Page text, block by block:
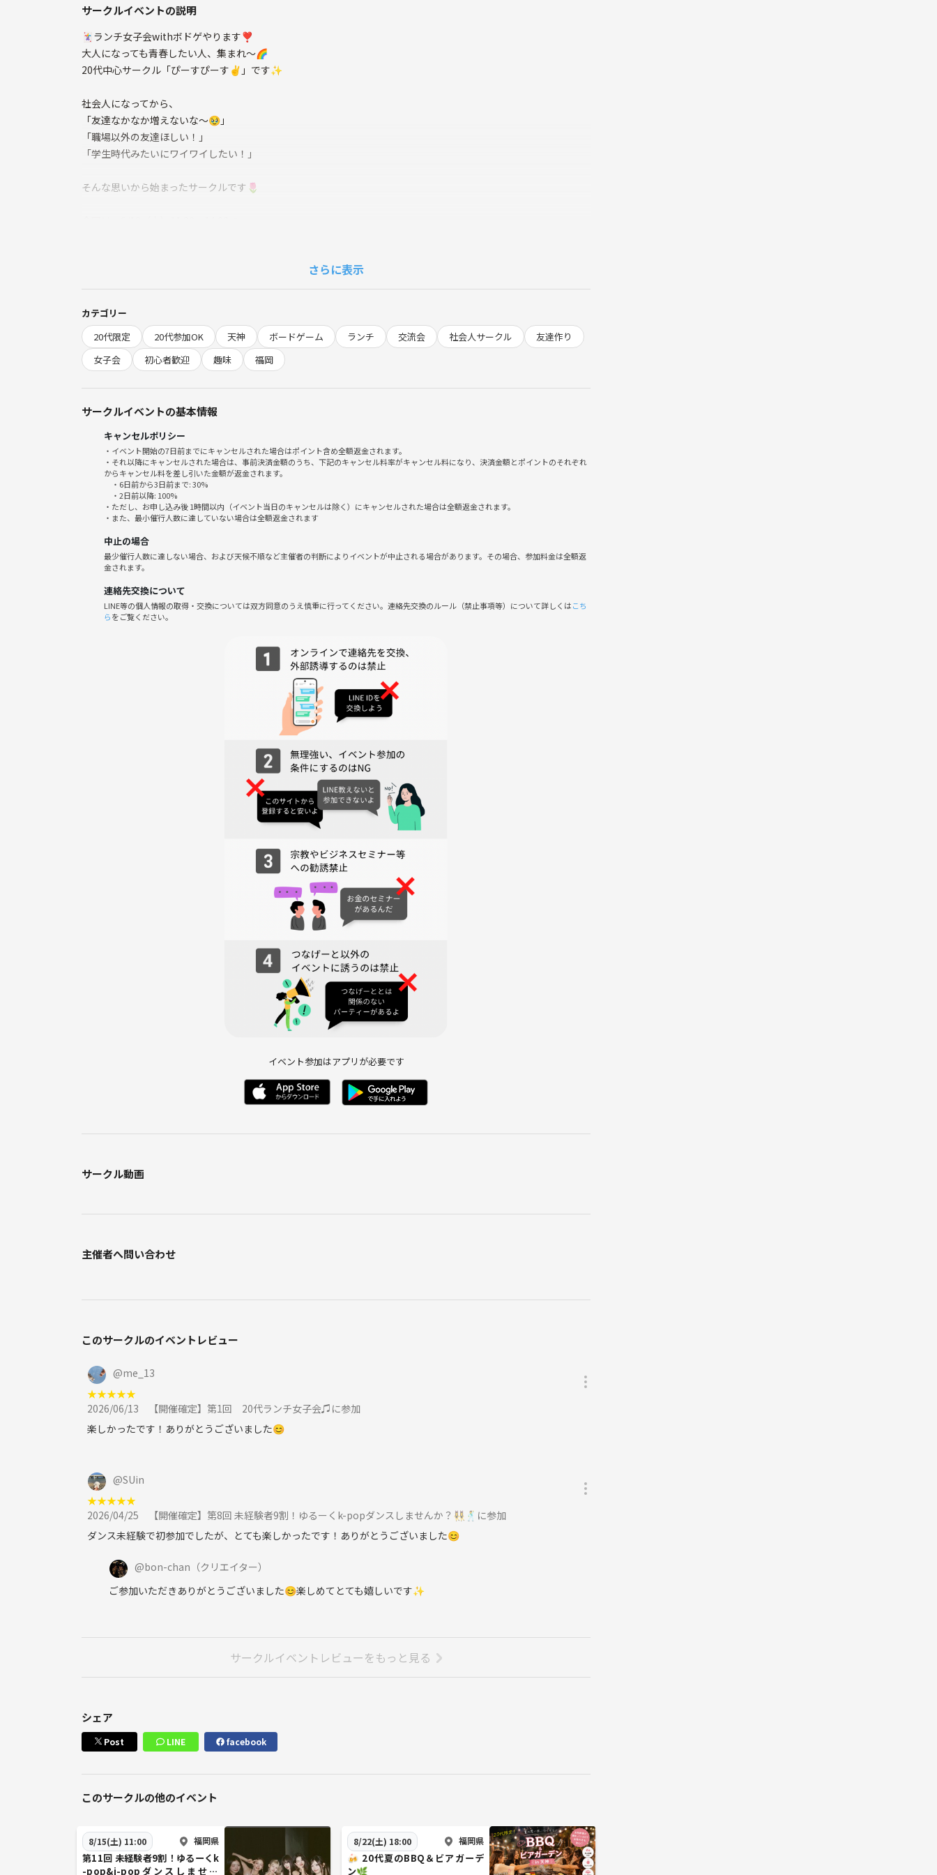
サークルイベントの説明
🃏ランチ女子会withボドゲやります❣️
大人になっても青春したい人、集まれ〜🌈
20代中心サークル「ぴーすぴーす✌️」です✨
社会人になってから、
「友達なかなか増えないな〜🥹」
「職場以外の友達ほしい！」
「学生時代みたいにワイワイしたい！」
そんな思いから始まったサークルです🌷
以前、飲み会の時にボードゲームをやったらすごく盛り上がって✨
「ランチしながらゆるくボドゲしたら絶対楽しい！」と思って企画しました🥳🌈
今回は初心者向けのボードゲームだけをやります🙆‍♀️
ルールも簡単なので、初めての方でも安心して楽しめます✨
🃏開催日
6/13（土）11:00〜14:00
※レンタルスペースで開催します🏠💕
場所は参加者の方に個別でお送りします！
🌷こんな方におすすめ
・職場以外の友達が欲しい
食べること・キックボクシング・ランニング好き🏃‍♀️
キャンプ・スポーツ観戦・美味しいご飯好き🍻
少しでも気になったら、
#福岡
#福岡友達作り
#ボードゲーム
#ボドゲ
#福岡ボドゲ
さらに表示
カテゴリー
20代限定
20代参加OK 天神 ボードゲーム ランチ 交流会 社会人サークル
友達作り
女子会
初心者歓迎 趣味 福岡
サークルイベントの基本情報
キャンセルポリシー
・イベント開始の7日前までにキャンセルされた場合はポイント含め全額返金されます。
・それ以降にキャンセルされた場合は、事前決済金額のうち、下記のキャンセル料率がキャンセル料になり、決済金額とポイントのそれぞれ
からキャンセル料を差し引いた金額が返金されます。
・6日前から3日前まで: 30%
・2日前以降: 100%
・ただし、お申し込み後 1時間以内（イベント当日のキャンセルは除く）にキャンセルされた場合は全額返金されます。
・また、最小催行人数に達していない場合は全額返金されます
中止の場合
最少催行人数に達しない場合、および天候不順など主催者の判断によりイベントが中止される場合があります。その場合、参加料金は全額返
金されます。
連絡先交換について
LINE等の個人情報の取得・交換については双方同意のうえ慎重に行ってください。連絡先交換のルール（禁止事項等）について詳しくはこち
らをご覧ください。
イベント参加はアプリが必要です
サークル動画
主催者へ問い合わせ
このサークルのイベントレビュー
@me_13
★★★★★
2026/06/13
【開催確定】第1回 20代ランチ女子会♫に参加
楽しかったです！ありがとうございました😊
@SUin
★★★★★
2026/04/25
【開催確定】第8回 未経験者9割！ゆるーくk-popダンスしませんか？👯‍♀️🕺に参加
ダンス未経験で初参加でしたが、とても楽しかったです！ありがとうございました😊
@bon-chan （クリエイター）
ご参加いただきありがとうございました😊楽しめてとても嬉しいです✨
サークルイベントレビューをもっと見る
シェア
Post LINE facebook
このサークルの他のイベント
8/15(土) 11:00 福岡県
第11回 未経験者9割！ゆるーくk
-pop&j-popダンスしません
8/22(土) 18:00 福岡県
🍻 20代夏のBBQ＆ビアガーデ
ン🌿